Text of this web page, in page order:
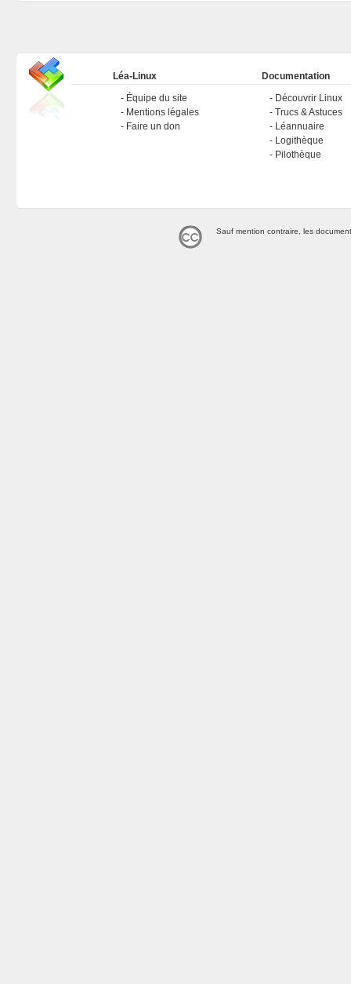
Léa-Linux
Équipe du site
Mentions légales
Faire un don
Documentation
Découvrir Linux
Trucs & Astuces
Léannuaire
Logithèque
Pilothèque
Sauf mention contraire, les